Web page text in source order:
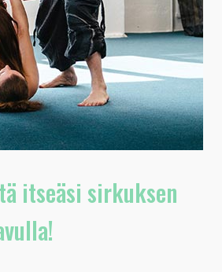
itseäsi sirkuksen